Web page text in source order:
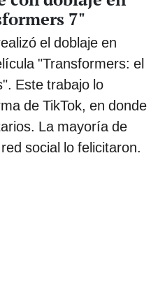
7"
el doblaje en
"Transformers: el
Este trabajo lo
de TikTok, en donde
La mayoría de
social lo felicitaron.